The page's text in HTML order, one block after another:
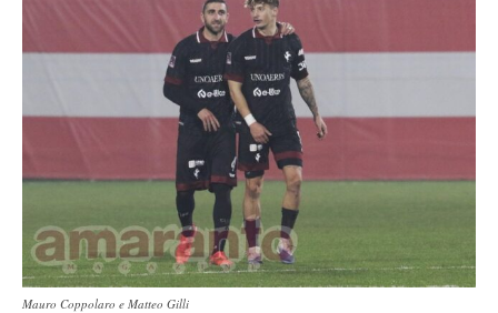
Mauro Coppolaro e Matteo Gilli